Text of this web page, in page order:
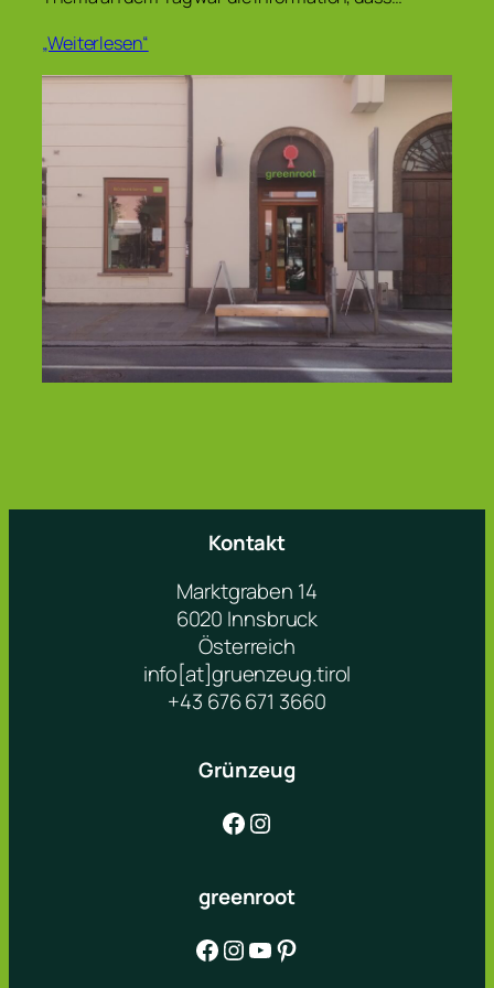
„Weiterlesen“
Kontakt
Marktgraben 14
6020 Innsbruck
Österreich
info[at]gruenzeug.tirol
+43 676 671 3660
Grünzeug
Facebook Instagram
greenroot
Facebook Instagram YouTube Pinterest